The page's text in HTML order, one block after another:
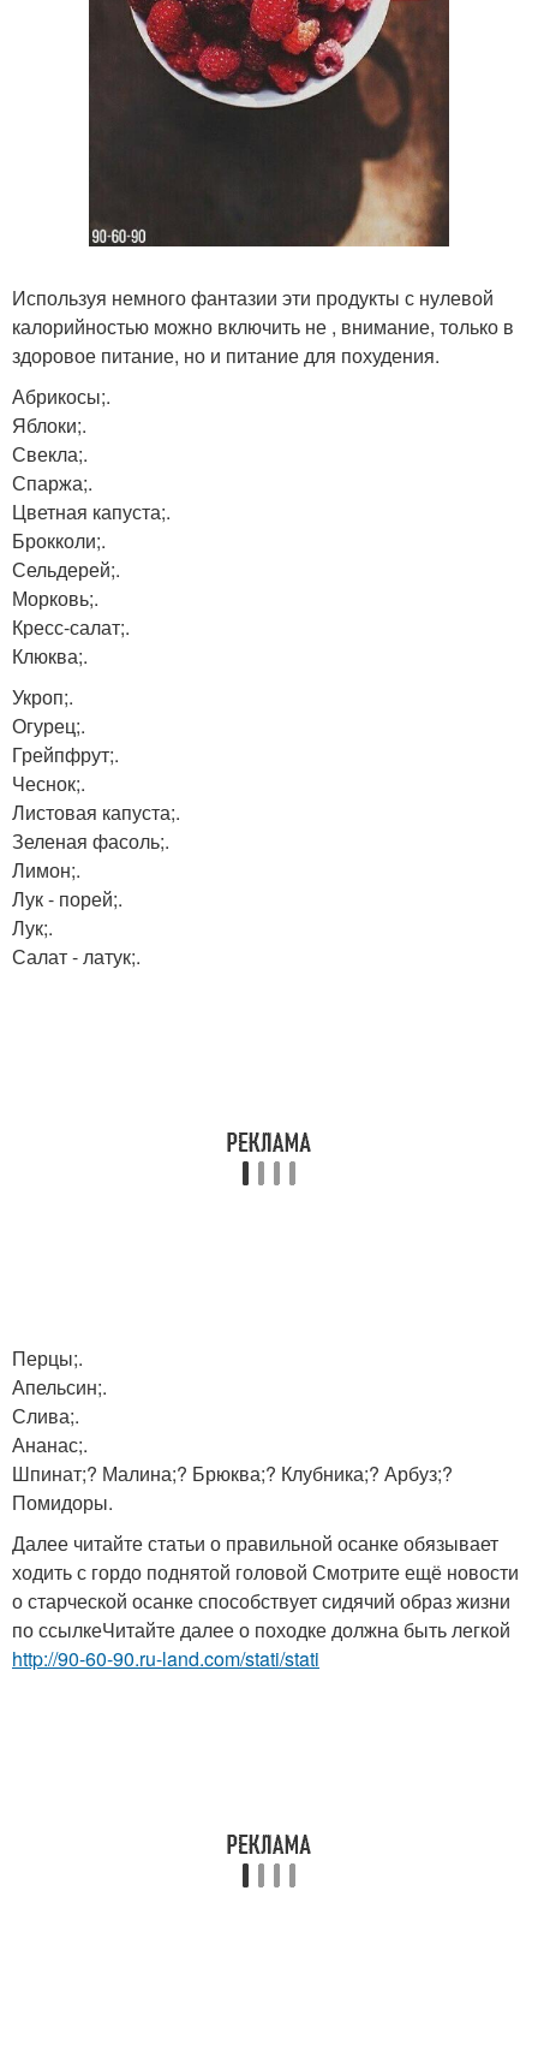
Используя немного фантазии эти продукты с нулевой
калорийностью можно включить не , внимание, только в
здоровое питание, но и питание для похудения.
Абрикосы;.
Яблоки;.
Свекла;.
Спаржа;.
Цветная капуста;.
Брокколи;.
Сельдерей;.
Морковь;.
Кресс-салат;.
Клюква;.
Укроп;.
Огурец;.
Грейпфрут;.
Чеснок;.
Листовая капуста;.
Зеленая фасоль;.
Лимон;.
Лук - порей;.
Лук;.
Салат - латук;.
Перцы;.
Апельсин;.
Слива;.
Ананас;.
Шпинат;? Малина;? Брюква;? Клубника;? Арбуз;?
Помидоры.
Далее читайте статьи о правильной осанке обязывает
ходить с гордо поднятой головой Смотрите ещё новости
о старческой осанке способствует сидячий образ жизни
по ссылкеЧитайте далее о походке должна быть легкой
http://90-60-90.ru-land.com/stati/stati